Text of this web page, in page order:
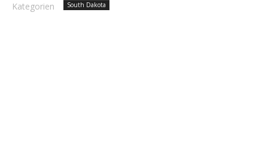
Kategorien South Dakota